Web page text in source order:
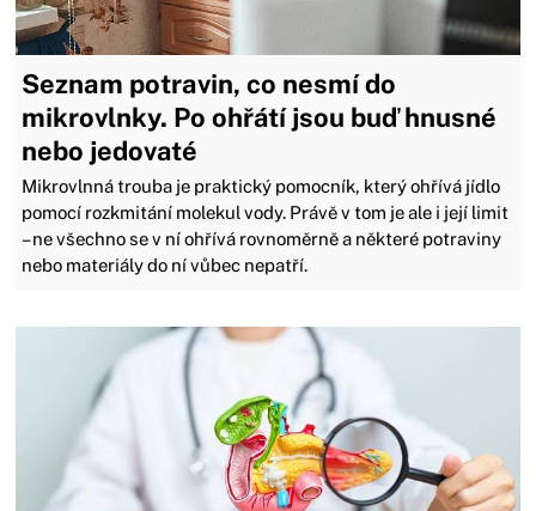
Seznam potravin, co nesmí do
mikrovlnky. Po ohřátí jsou buď hnusné
nebo jedovaté
Mikrovlnná trouba je praktický pomocník, který ohřívá jídlo
pomocí rozkmitání molekul vody. Právě v tom je ale i její limit
– ne všechno se v ní ohřívá rovnoměrně a některé potraviny
nebo materiály do ní vůbec nepatří.